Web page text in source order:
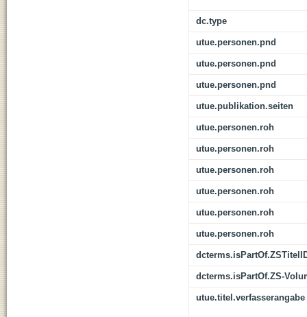
dc.type
utue.personen.pnd
utue.personen.pnd
utue.personen.pnd
utue.publikation.seiten
utue.personen.roh
utue.personen.roh
utue.personen.roh
utue.personen.roh
utue.personen.roh
utue.personen.roh
dcterms.isPartOf.ZS-
utue.titel.verfasserangabe